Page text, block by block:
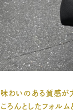
味わいのある質感が
ころんとしたフォルム